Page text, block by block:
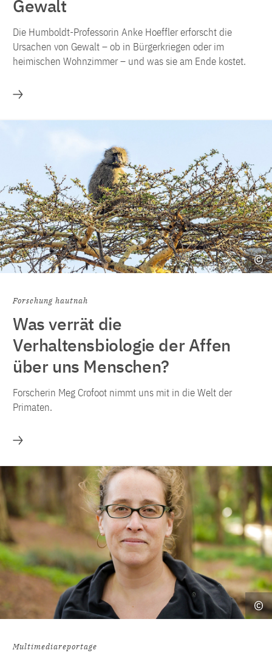
Gewalt
Die Humboldt-Professorin Anke Hoeffler erforscht die
Ursachen von Gewalt – ob in Bürgerkriegen oder im
heimischen Wohnzimmer – und was sie am Ende kostet.
Forschung hautnah
Was verrät die
Verhaltensbiologie der Affen
über uns Menschen?
Forscherin Meg Crofoot nimmt uns mit in die Welt der
Primaten.
Multimediareportage